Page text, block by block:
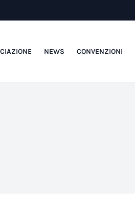
NEWS CONVENZIONI